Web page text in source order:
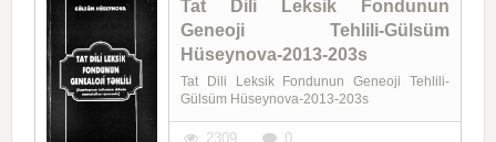
Tat Dili Leksik Fondunun
Geneoji Tehlili-Gülsüm
Hüseynova-2013-203s
Tat Dili Leksik Fondunun Geneoji Tehlili-
Gülsüm Hüseynova-2013-203s
2309 0